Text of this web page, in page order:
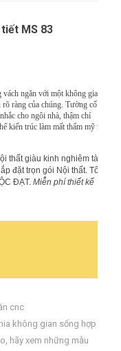
MS 83
ngăn với một không gian
ràng của chúng. Tường cố
cho ngôi nhà, thậm chí
kiến trúc làm mất thẩm mỹ và
thất giàu kinh nghiêm tài
đặt trọn gói Nội thất. Tôn
ĐẠT. Miễn phí thiết kế
cnc
không gian sống hợp lý
, hãy xem những mẫu